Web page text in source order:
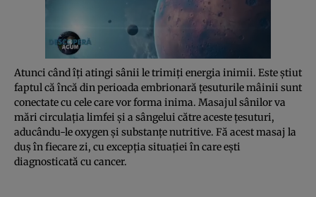
Atunci când îţi atingi sânii le trimiţi energia inimii. Este ştiut
faptul că încă din perioada embrionară ţesuturile mâinii sunt
conectate cu cele care vor forma inima. Masajul sânilor va
mări circulaţia limfei şi a sângelui către aceste ţesuturi,
aducându-le oxygen şi substanţe nutritive. Fă acest masaj la
duş în fiecare zi, cu excepţia situaţiei în care eşti
diagnosticată cu cancer.